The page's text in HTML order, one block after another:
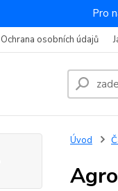
Pro
Ochrana osobních údajů
Úvod